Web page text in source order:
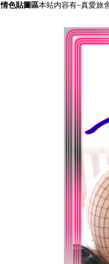
情色貼圖區本站内容有~真愛旅